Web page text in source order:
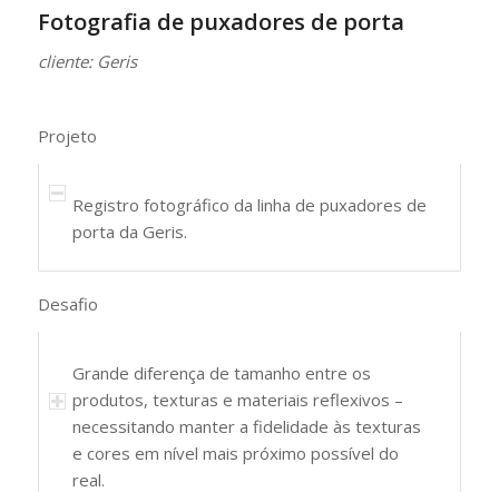
Fotografia de puxadores de porta
cliente: Geris
Projeto
Registro fotográfico da linha de puxadores de
porta da Geris.
Desafio
Grande diferença de tamanho entre os
produtos, texturas e materiais reflexivos –
necessitando manter a fidelidade às texturas
e cores em nível mais próximo possível do
real.